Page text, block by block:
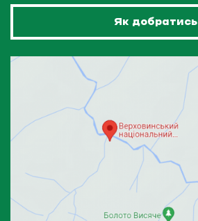
Як добратись